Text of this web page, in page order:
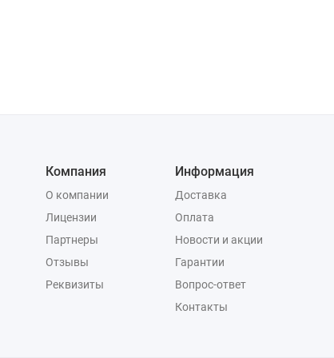
Компания
О компании
Лицензии
Партнеры
Отзывы
Реквизиты
Информация
Доставка
Оплата
Новости и акции
Гарантии
Вопрос-ответ
Контакты